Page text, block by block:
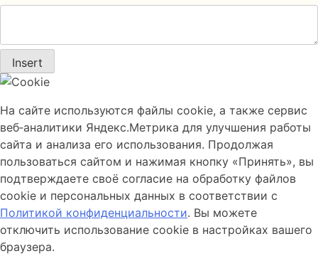
Insert
На сайте используются файлы cookie, а также сервис
веб‑аналитики Яндекс.Метрика для улучшения работы
сайта и анализа его использования. Продолжая
пользоваться сайтом и нажимая кнопку «Принять», вы
подтверждаете своё согласие на обработку файлов
cookie и персональных данных в соответствии с
Политикой конфиденциальности. Вы можете
отключить использование cookie в настройках вашего
браузера.